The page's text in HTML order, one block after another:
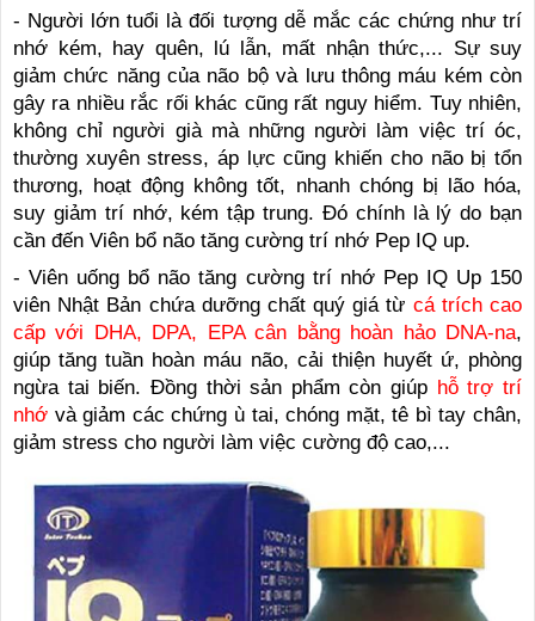
- Người lớn tuổi là đối tượng dễ mắc các chứng như trí
nhớ kém, hay quên, lú lẫn, mất nhận thức,... Sự suy
giảm chức năng của não bộ và lưu thông máu kém còn
gây ra nhiều rắc rối khác cũng rất nguy hiểm. Tuy nhiên,
không chỉ người già mà những người làm việc trí óc,
thường xuyên stress, áp lực cũng khiến cho não bị tổn
thương, hoạt động không tốt, nhanh chóng bị lão hóa,
suy giảm trí nhớ, kém tập trung. Đó chính là lý do bạn
cần đến Viên bổ não tăng cường trí nhớ Pep IQ up.
- Viên uống bổ não tăng cường trí nhớ Pep IQ Up 150
viên Nhật Bản chứa dưỡng chất quý giá từ cá trích cao
cấp với DHA, DPA, EPA cân bằng hoàn hảo DNA-na,
giúp tăng tuần hoàn máu não, cải thiện huyết ứ, phòng
ngừa tai biến. Đồng thời sản phẩm còn giúp hỗ trợ trí
nhớ và giảm các chứng ù tai, chóng mặt, tê bì tay chân,
giảm stress cho người làm việc cường độ cao,...